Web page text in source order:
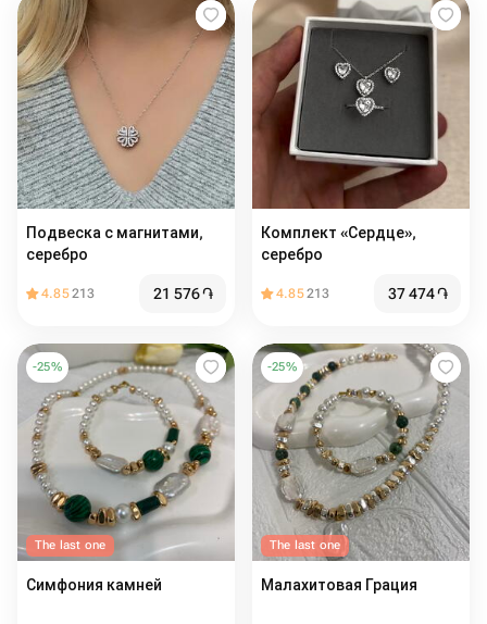
Подвеска с магнитами,
серебро
4.85213 21 576֏
Комплект «Сердце»,
серебро
4.85213 37 474֏
-25%
The last one
Симфония камней
-25%
The last one
Малахитовая Грация